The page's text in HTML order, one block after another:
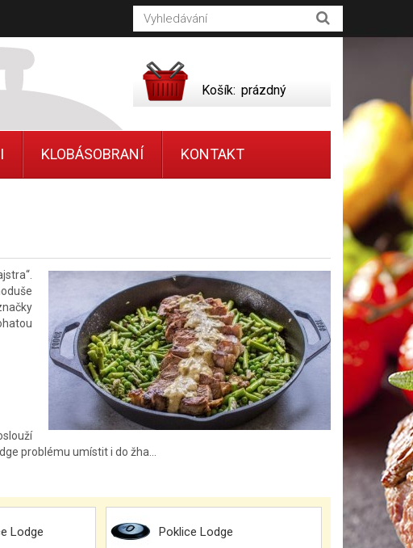
problému umístit i do žha...
Lodge Poklice Lodge
Košík: prázdný
KLOBÁSOBRANÍ KONTAKT